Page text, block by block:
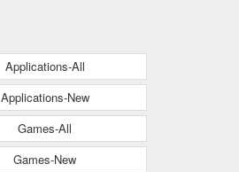
Applications-All
Applications-New
Games-All
Games-New